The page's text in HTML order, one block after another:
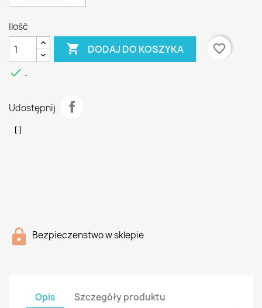
Ilość
 DODAJ DO KOSZYKA
favorite_border
 .
Udostępnij
Bezpieczenstwo w sklepie
Opis Szczegóły produktu